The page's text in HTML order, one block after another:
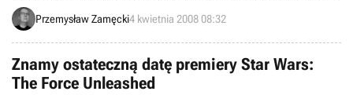
się jeszcze przed końcem obecnego roku fiskalnego, a więc
najpóźniej 31 marca 2009 roku.
Przemysław Zamęcki4 kwietnia 2008 08:32
Znamy ostateczną datę premiery Star Wars:
The Force Unleashed